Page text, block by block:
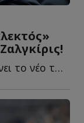
Ο ΠΑΟΚ συνεχίζει να διαμορφώνει το νέο του προπονητικό ε...